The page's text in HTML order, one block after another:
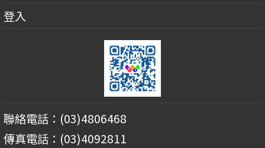
登入
聯絡電話：(03)4806468
傳真電話：(03)4092811